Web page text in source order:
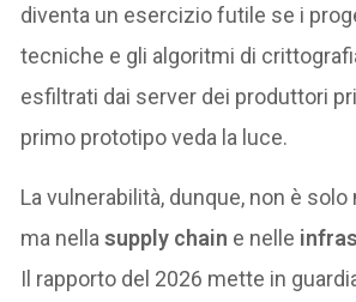
diventa un esercizio futile se i
tecniche e gli algoritmi di
esfiltrati dai server dei produttori
primo prototipo veda la luce.
La vulnerabilità, dunque, non è solo
ma nellasupply chain e nelle
Il rapporto del 2026 mette in